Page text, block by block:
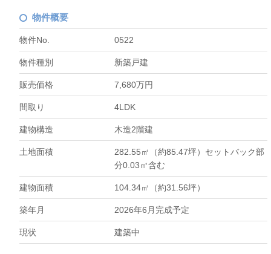
物件概要
物件No. 0522
物件種別 新築戸建
販売価格 7,680万円
間取り 4LDK
建物構造 木造2階建
土地面積
282.55㎡（約85.47坪）セットバック部
分0.03㎡含む
建物面積 104.34㎡（約31.56坪）
築年月 2026年6月完成予定
現状 建築中